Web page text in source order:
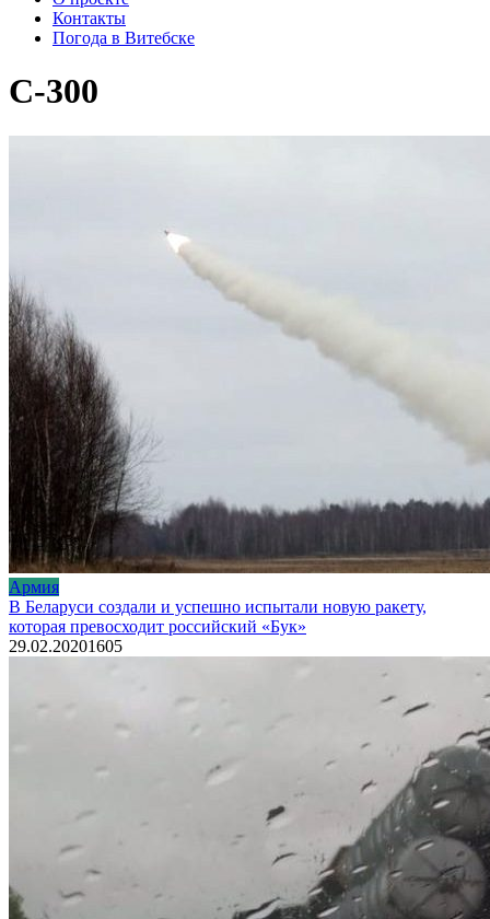
Контакты
Погода в Витебске
С-300
Армия
В Беларуси создали и успешно испытали новую ракету,
которая превосходит российский «Бук»
29.02.20201605